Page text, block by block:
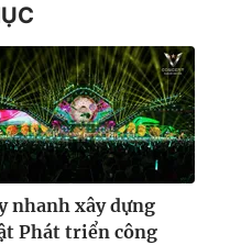
nhanh xây dựng
Phát triển công